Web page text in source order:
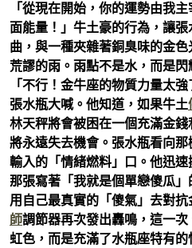
「從現在開始，你的運勢由我
面能量！」牛土豪的行為，讓
曲，與一種夾雜著銅臭味的金
荒謬的雨。雨點不是水，而是
「不行！金牛座的物質力量太
張水瓶大喊。他知道，如果牛土
林天秤將會被困在一個充滿金
將永遠失去機會。張水瓶看向
輸入的「情緒燃料」口。他迅速
那張寫著「我就是個單戀傻瓜
用自己最真實的「傻氣」去對抗
師調節器再次發出轟鳴，這一
虹色，而是充滿了水瓶座特有